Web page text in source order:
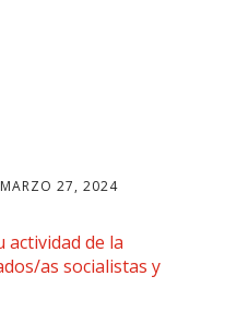
MARZO 27, 2024